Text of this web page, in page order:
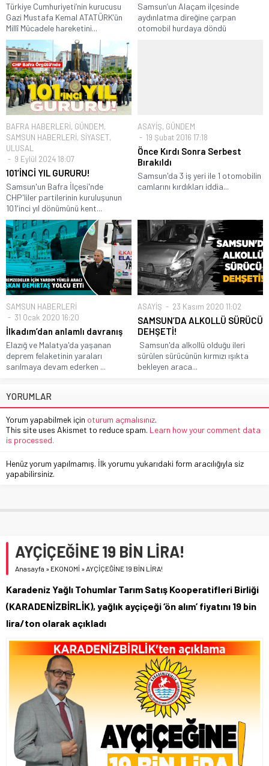
Türkiye Cumhuriyeti’nin kurucusu
Gazi Mustafa Kemal ATATÜRK’ün
Millî Mücadele hareketini...
Samsun’un Alaçam ilçesinde
aydınlatma direğine çarpan
otomobil hurdaya döndü
BAFRA HABERLERİ, GÜNDEM,
SAMSUN HABERLERİ, SİYASET,
ULUSAL
9 Eylül 2024 18:07
101’İNCİ YIL GURURU!
Samsun'un Bafra İlçesi'nde
CHP'liler partilerinin kuruluşunun
101'inci yıl dönümünü kent...
ASAYİŞ, GÜNDEM
19 Şubat 2016 17:18
Önce Kırdı Sonra Serbest
Bırakıldı
Samsun'da 3 iş yeri ile 1 otomobilin
camlarını kırdıkları iddia...
SAMSUN HABERLERİ
31 Ocak 2020 16:20
İlkadım’dan anlamlı davranış
Elazığ ve Malatya'da yaşanan
deprem felaketinin yaraları
sarılmaya devam ederken ...
ASAYİŞ 23 Kasım 2020 11:02
SAMSUN’DA ALKOLLÜ SÜRÜCÜ
DEHŞETİ!
Samsun'da alkollü olduğu ileri
sürülen sürücünün kırmızı ışıkta
bekleyen araca...
YORUMLAR
Yorum yapabilmek için oturum açmalısınız.
This site uses Akismet to reduce spam. Learn how your comment data
is processed.
Henüz yorum yapılmamış. İlk yorumu yukarıdaki form aracılığıyla siz
yapabilirsiniz.
AYÇİÇEĞİNE 19 BİN LİRA!
Anasayfa » EKONOMİ »AYÇİÇEĞİNE 19 BİN LİRA!
Karadeniz Yağlı Tohumlar Tarım Satış Kooperatifleri Birliği
(KARADENİZBİRLİK), yağlık ayçiçeği ‘ön alım’ fiyatını 19 bin
lira/ton olarak açıkladı